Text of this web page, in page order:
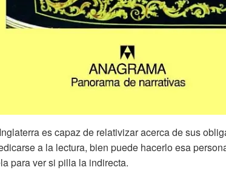
es capaz de relativizar acerca de sus
a la lectura, bien puede hacerlo esa
para ver si pilla la indirecta.